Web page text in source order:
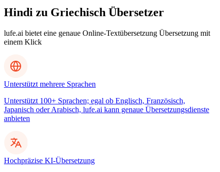
Hindi zu Griechisch Übersetzer
lufe.ai bietet eine genaue Online-Textübersetzung Übersetzung mit
einem Klick
Unterstützt mehrere Sprachen
Unterstützt 100+ Sprachen; egal ob Englisch, Französisch,
Japanisch oder Arabisch, lufe.ai kann genaue Übersetzungsdienste
anbieten
Hochpräzise KI-Übersetzung